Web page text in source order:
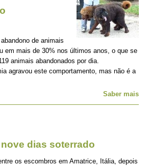
de animais
em mais de 30% nos últimos anos, o que se
animais abandonados por dia.
agravou este comportamento, mas não é a
Saber mais
dias soterrado
os escombros em Amatrice, Itália, depois